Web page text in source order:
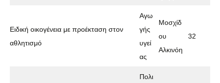
Ειδική οικογένεια με προέκταση στον
αθλητισμό
Αγω
γής
υγεί
ας
Μοσχίδ
ου
Αλκινόη
32
Πολι